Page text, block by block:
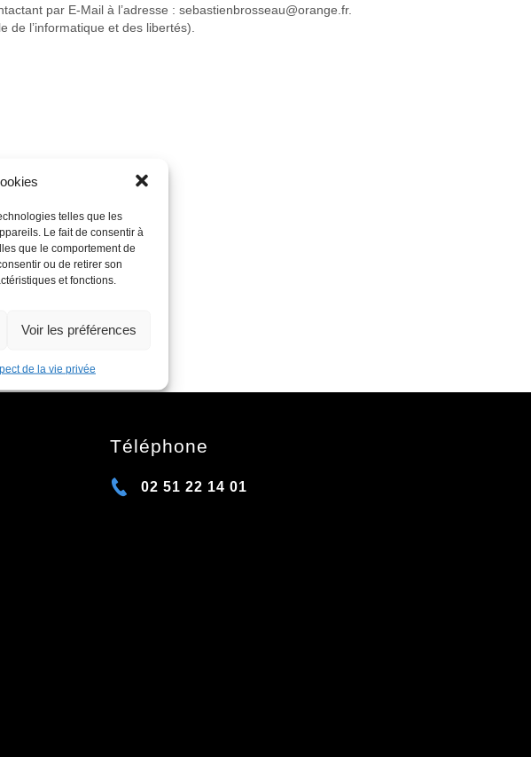
telles que les
Le fait de consentir à
que le comportement de
ou de retirer son
et fonctions.
Voir les préférences
de la vie privée
par E-Mail à l’adresse :​ sebastienbrosseau@orange.fr.
de l’informatique et des libertés).
Téléphone
02 51 22 14 01